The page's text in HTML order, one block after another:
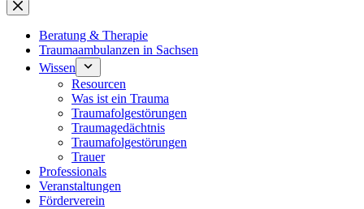
Beratung & Therapie
Traumaambulanzen in Sachsen
Wissen
Resourcen
Was ist ein Trauma
Traumafolgestörungen
Traumagedächtnis
Traumafolgestörungen
Trauer
Professionals
Veranstaltungen
Förderverein